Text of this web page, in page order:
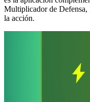
Multiplicador de
la acción.